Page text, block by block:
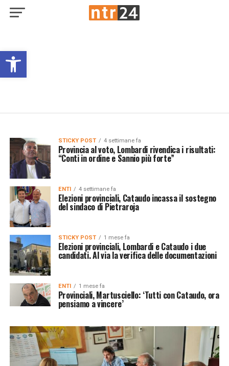
Open toolbar
STICKY POST 4 settimane fa
Provincia al voto, Lombardi rivendica i risultati:
“Conti in ordine e Sannio più forte”
ENTI 4 settimane fa
Elezioni provinciali, Cataudo incassa il sostegno
del sindaco di Pietraroja
STICKY POST 1 mese fa
Elezioni provinciali, Lombardi e Cataudo i due
candidati. Al via la verifica delle documentazioni
ENTI 1 mese fa
Provinciali, Martusciello: ‘Tutti con Cataudo, ora
pensiamo a vincere’